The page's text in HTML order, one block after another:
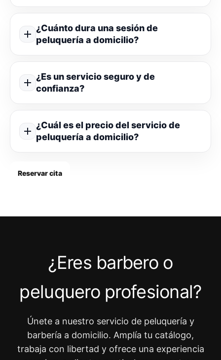
¿Cuánto dura una sesión de
peluquería a domicilio?
¿Es un servicio seguro y de
confianza?
¿Cuál es el precio del servicio de
peluquería a domicilio?
Reservar cita
¿Eres barbero o
peluquero profesional?
Únete a nuestro servicio de peluquería y
barbería a domicilio. Amplía tu catálogo,
trabaja con libertad y ofrece una experiencia